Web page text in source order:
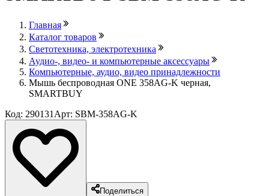
Главная
Каталог товаров
Светотехника, электротехника
Аудио-, видео- и компьютерные аксессуары
Компьютерные, аудио, видео принадлежности
Мышь беспроводная ONE 358AG-K черная,
SMARTBUY
Код: 290131 Арт: SBM-358AG-K
Поделиться